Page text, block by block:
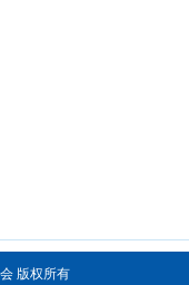
会 版权所有